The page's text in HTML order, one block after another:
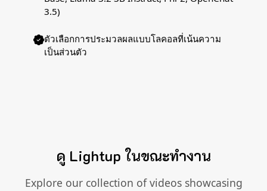
3.5)
ตัวเลือกการประมวลผลแบบโลคอลที่เน้นความ
เป็นส่วนตัว
ดู Lightup ในขณะทำงาน
Explore our collection of videos showcasing